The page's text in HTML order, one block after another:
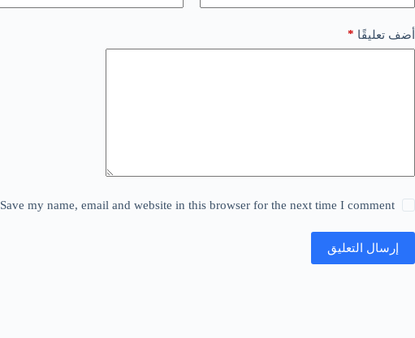
أضف تعليقًا *
Save my name, email and website in this browser for the next time I comment.
إرسال التعليق